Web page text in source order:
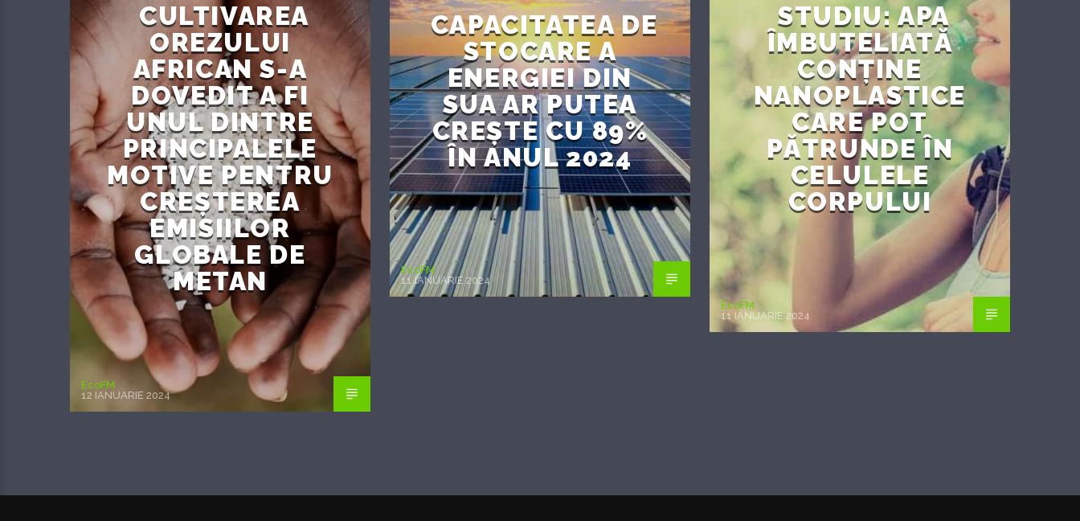
CULTIVAREA
OREZULUI
AFRICAN S-A
DOVEDIT A FI
UNUL DINTRE
PRINCIPALELE
MOTIVE PENTRU
CREȘTEREA
EMISIILOR
GLOBALE DE
METAN
EcoFM
12 IANUARIE 2024
CAPACITATEA DE
STOCARE A
ENERGIEI DIN
SUA AR PUTEA
CREȘTE CU 89%
ÎN ANUL 2024
EcoFM
11 IANUARIE 2024
STUDIU: APA
ÎMBUTELIATĂ
CONȚINE
NANOPLASTICE
CARE POT
PĂTRUNDE ÎN
CELULELE
CORPULUI
EcoFM
11 IANUARIE 2024